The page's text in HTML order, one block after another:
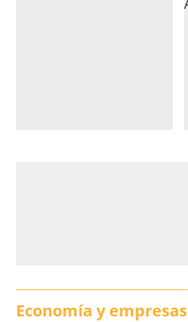
Economía y empresas